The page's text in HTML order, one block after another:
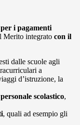
per i pagamenti
Merito integrato con il
dalle scuole agli
a
d’istruzione, la
scolastico,
, quali ad esempio gli